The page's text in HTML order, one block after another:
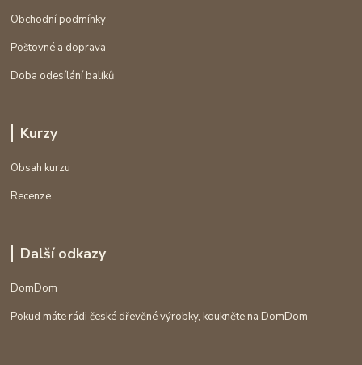
Obchodní podmínky
Poštovné a doprava
Doba odesílání balíků
Kurzy
Obsah kurzu
Recenze
Další odkazy
DomDom
Pokud máte rádi české dřevěné výrobky, koukněte na DomDom